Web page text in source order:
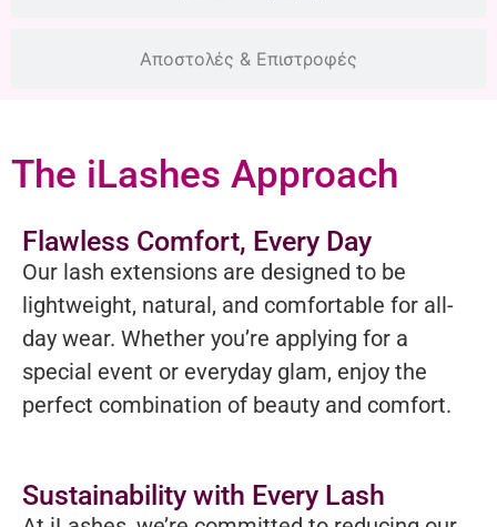
Αποστολές & Επιστροφές
The iLashes Approach
Flawless Comfort, Every Day
Our lash extensions are designed to be
lightweight, natural, and comfortable for all-
day wear. Whether you’re applying for a
special event or everyday glam, enjoy the
perfect combination of beauty and comfort.
Sustainability with Every Lash